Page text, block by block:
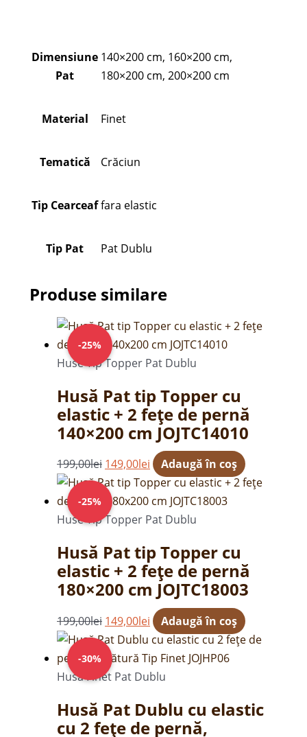
Dimensiune
Pat
140×200 cm, 160×200 cm,
180×200 cm, 200×200 cm
Material Finet
Tematică Crăciun
Tip Cearceaffara elastic
Tip Pat Pat Dublu
Produse similare
-25%
Huse Tip Topper Pat Dublu
Husă Pat tip Topper cu
elastic + 2 fețe de pernă
140×200 cm JOJTC14010
199,00lei
Prețul
inițial
a
199,00lei.
149,00lei
Prețul
curent
este:
Adaugă în coș
-25%
Huse Tip Topper Pat Dublu
Husă Pat tip Topper cu
elastic + 2 fețe de pernă
180×200 cm JOJTC18003
199,00lei
Prețul
inițial
a
199,00lei.
149,00lei
Prețul
curent
este:
Adaugă în coș
-30%
Husa Finet Pat Dublu
Husă Pat Dublu cu elastic
cu 2 fețe de pernă,
Prețul
inițial
a
99,00lei.
Prețul
curent
este: